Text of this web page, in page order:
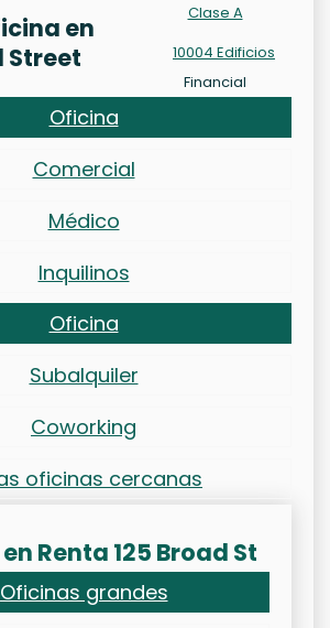
en
Street
Clase A
10004 Edificios
Financial
Oficina
Comercial
Médico
Inquilinos
Oficina
Subalquiler
Coworking
oficinas cercanas
Renta 125 Broad St
Oficinas grandes